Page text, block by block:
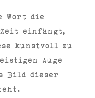
Wort die
einfängt,
kunstvoll zu
Auge
Bild dieser